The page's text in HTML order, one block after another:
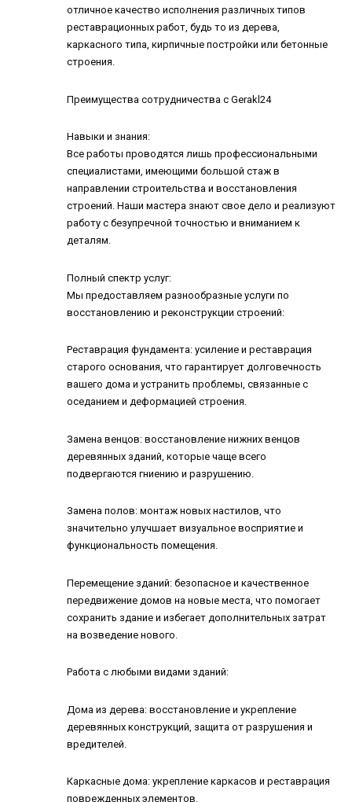
отличное качество исполнения различных типов
реставрационных работ, будь то из дерева,
каркасного типа, кирпичные постройки или бетонные
строения.
Преимущества сотрудничества с Gerakl24
Навыки и знания:
Все работы проводятся лишь профессиональными
специалистами, имеющими большой стаж в
направлении строительства и восстановления
строений. Наши мастера знают свое дело и реализуют
работу с безупречной точностью и вниманием к
деталям.
Полный спектр услуг:
Мы предоставляем разнообразные услуги по
восстановлению и реконструкции строений:
Реставрация фундамента: усиление и реставрация
старого основания, что гарантирует долговечность
вашего дома и устранить проблемы, связанные с
оседанием и деформацией строения.
Замена венцов: восстановление нижних венцов
деревянных зданий, которые чаще всего
подвергаются гниению и разрушению.
Замена полов: монтаж новых настилов, что
значительно улучшает визуальное восприятие и
функциональность помещения.
Перемещение зданий: безопасное и качественное
передвижение домов на новые места, что помогает
сохранить здание и избегает дополнительных затрат
на возведение нового.
Работа с любыми видами зданий:
Дома из дерева: восстановление и укрепление
деревянных конструкций, защита от разрушения и
вредителей.
Каркасные дома: укрепление каркасов и реставрация
поврежденных элементов.